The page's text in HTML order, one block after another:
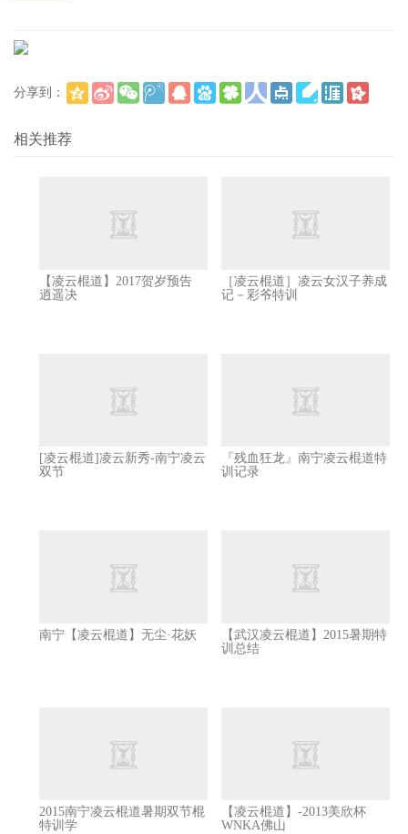
分享到：
相关推荐
【凌云棍道】2017贺岁预告
逍遥决
［凌云棍道］凌云女汉子养成
记－彩爷特训
[凌云棍道]凌云新秀-南宁凌云
双节
『残血狂龙』南宁凌云棍道特
训记录
南宁【凌云棍道】无尘·花妖
【武汉凌云棍道】2015暑期特
训总结
2015南宁凌云棍道暑期双节棍
特训学
【凌云棍道】-2013美欣杯
WNKA佛山